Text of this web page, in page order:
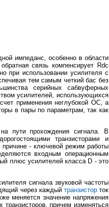
импеданс, особенно в области
связь компенсирует Rdc
при использовании усилителя с
тем самым четкий бас без
серийных сабвуферных
усилителей, использующихся
применения неглубокой ОС, а
в пары по параметрам, так как
пути прохождения сигнала. В
транзисторами и
- ключевой режим работы
входным операционным
плюс усилителей класса D - это
сигнала звуковой частоты
через каждый транзисторток
меняется значение напряжения
причем изменяться